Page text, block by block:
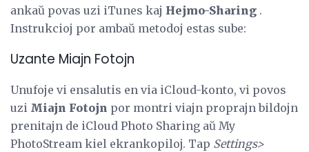
ankaŭ povas uzi iTunes kaj Hejmo-Sharing .
Instrukcioj por ambaŭ metodoj estas sube:
Uzante Miajn Fotojn
Unufoje vi ensalutis en via iCloud-konto, vi povos
uzi Miajn Fotojn por montri viajn proprajn bildojn
prenitajn de iCloud Photo Sharing aŭ My
PhotoStream kiel ekrankopiloj. Tap Settings>